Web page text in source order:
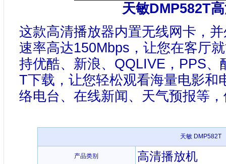
天敏DMP582T
这款高清播放器内置无线网卡，
速率高达150Mbps，让您在客厅
持优酷、新浪、QQLIVE，PPS
T下载，让您轻松观看海量电影和
络电台、在线新闻、天气预报等
天敏 DMP582T
产品类别 高清播放机